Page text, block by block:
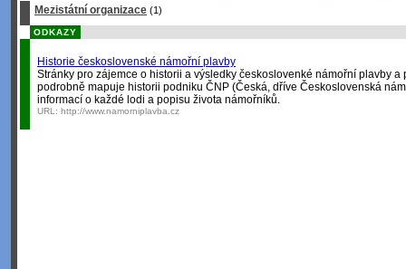
Mezistátní organizace (1)
ODKAZY
Historie československé námořní plavby
Stránky pro zájemce o historii a výsledky českoslovenké námořní plavby
podrobně mapuje historii podniku ČNP (Česká, dříve Československá
informací o každé lodi a popisu života námořníků.
URL: http://www.namorniplavba.cz